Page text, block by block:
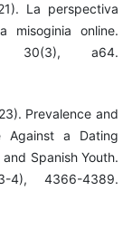
La perspectiva
misoginia online.
30(3), a64.
Prevalence and
Against a Dating
Spanish Youth.
4), 4366-4389.